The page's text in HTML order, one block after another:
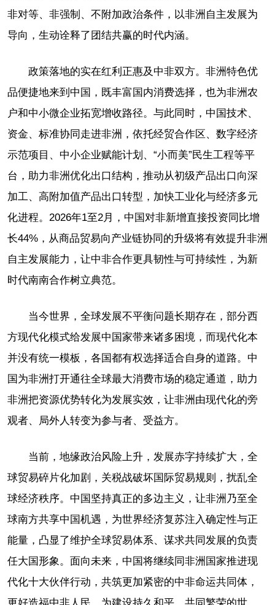
非对等、非强制、不附加政治条件，以非洲自主发展为
导向，生动诠释了团结共赢的时代内涵。
政策落地的实在红利正惠及中非双方。非洲特色优
品便捷地来到中国，既丰富国内消费选择，也为非洲农
户和中小微企业拓宽增收路径。与此同时，中国技术、
资金、标准协同走进非洲，依托经贸合作区、数字经济
示范项目、中小企业赋能计划、“小而美”民生工程等平
台，助力非洲优化出口结构，推动从初级产品出口向深
加工、高附加值产品出口转型，加快工业化与经济多元
化进程。2026年1至2月，中国对非新增直接投资同比增
长44%，从商品贸易向产业链协同的升级将有效提升非洲
自主发展能力，让中非合作更具韧性与可持续性，为新
时代南南合作树立典范。
当今世界，全球发展不平衡问题长期存在，部分西
方现代化模式给发展中国家带来诸多困境，而现代化本
并没有统一模板，各国都有权选择适合自身的道路。中
国为非洲打开通往全球最大消费市场的稳定通道，助力
非洲把资源优势转化为发展实效，让非洲由现代化的旁
观者、局外人转变为参与者、受益方。
当前，地缘政治风险上升，发展赤字持续扩大，全
球贸易碎片化加剧，关税战破坏国际贸易规则，扰乱全
球经济秩序。中国坚持真正的多边主义，让非洲乃至全
球南方共享中国机遇，为世界经济复苏注入确定性与正
能量，凸显了维护全球贸易体系、谋求共同发展的负责
任大国形象。面向未来，中国将继续同非洲国家推进现
代化十大伙伴行动，共筑更加紧密的中非命运共同体，
更好造福中非人民，为建设持久和平、共同繁荣的世